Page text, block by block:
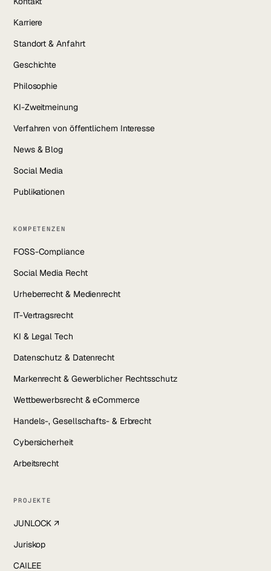
Karriere
Standort & Anfahrt
Geschichte
Philosophie
KI-Zweitmeinung
Verfahren von öffentlichem Interesse
News & Blog
Social Media
Publikationen
KOMPETENZEN
FOSS-Compliance
Social Media Recht
Urheberrecht & Medienrecht
IT-Vertragsrecht
KI & Legal Tech
Datenschutz & Datenrecht
Markenrecht & Gewerblicher Rechtsschutz
Wettbewerbsrecht & eCommerce
Handels-, Gesellschafts- & Erbrecht
Cybersicherheit
Arbeitsrecht
PROJEKTE
JUNLOCK ↗
Juriskop
CAILEE